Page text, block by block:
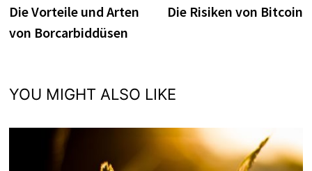
navigation
post:
Die Vorteile und Arten
von Borcarbiddüsen
Die Risiken von Bitcoin
YOU MIGHT ALSO LIKE